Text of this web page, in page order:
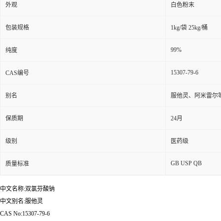
外观 白色粉末
包装规格 1kg/袋 25kg/桶
纯度 99%
CAS编号 15307-79-6
别名 服他灵、阿米雷尔
保质期 24月
级别 医药级
质量标准 GB USP QB
中文名称:双氯芬酸钠
中文别名:服他灵
CAS No:15307-79-6